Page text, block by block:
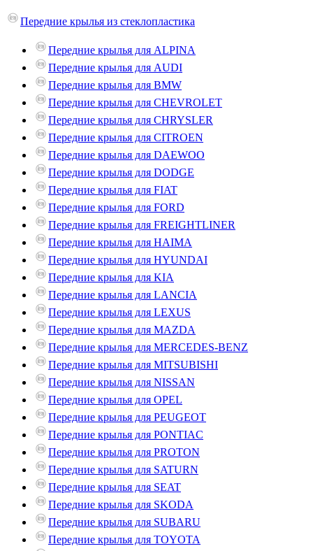
Передние крылья из стеклопластика
Передние крылья для ALPINA
Передние крылья для AUDI
Передние крылья для BMW
Передние крылья для CHEVROLET
Передние крылья для CHRYSLER
Передние крылья для CITROEN
Передние крылья для DAEWOO
Передние крылья для DODGE
Передние крылья для FIAT
Передние крылья для FORD
Передние крылья для FREIGHTLINER
Передние крылья для HAIMA
Передние крылья для HYUNDAI
Передние крылья для KIA
Передние крылья для LANCIA
Передние крылья для LEXUS
Передние крылья для MAZDA
Передние крылья для MERCEDES-BENZ
Передние крылья для MITSUBISHI
Передние крылья для NISSAN
Передние крылья для OPEL
Передние крылья для PEUGEOT
Передние крылья для PONTIAC
Передние крылья для PROTON
Передние крылья для SATURN
Передние крылья для SEAT
Передние крылья для SKODA
Передние крылья для SUBARU
Передние крылья для TOYOTA